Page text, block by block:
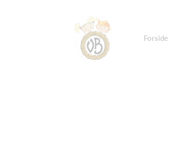
Forside